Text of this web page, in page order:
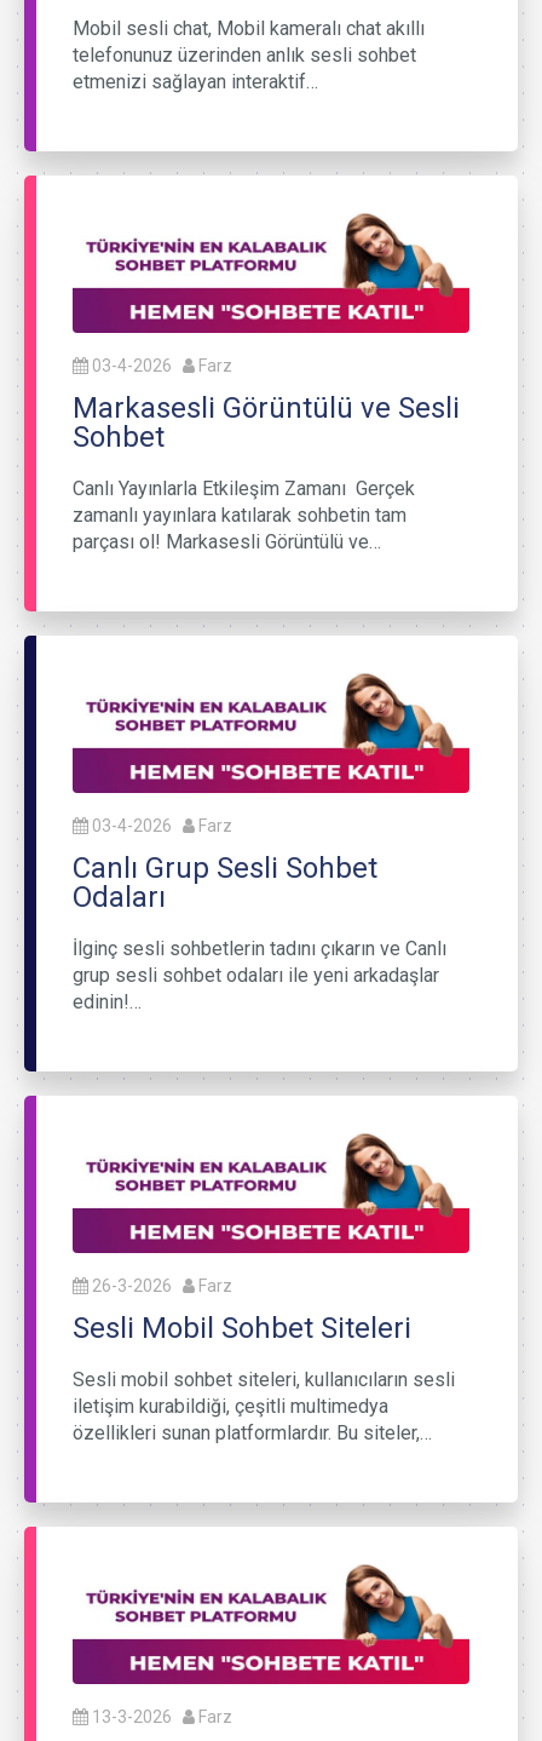
Mobil sesli chat, Mobil kameralı chat akıllı
telefonunuz üzerinden anlık sesli sohbet
etmenizi sağlayan interaktif…
03-4-2026 Farz
Markasesli Görüntülü ve Sesli
Sohbet
Canlı Yayınlarla Etkileşim Zamanı Gerçek
zamanlı yayınlara katılarak sohbetin tam
parçası ol! Markasesli Görüntülü ve…
03-4-2026 Farz
Canlı Grup Sesli Sohbet
Odaları
İlginç sesli sohbetlerin tadını çıkarın ve Canlı
grup sesli sohbet odaları ile yeni arkadaşlar
edinin!…
26-3-2026 Farz
Sesli Mobil Sohbet Siteleri
Sesli mobil sohbet siteleri, kullanıcıların sesli
iletişim kurabildiği, çeşitli multimedya
özellikleri sunan platformlardır. Bu siteler,…
13-3-2026 Farz